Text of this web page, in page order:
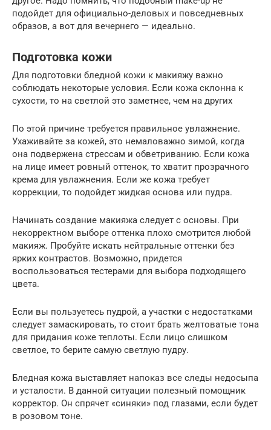
подойдет для официально-деловых и повседневных
образов, а вот для вечернего — идеально.
Подготовка кожи
Для подготовки бледной кожи к макияжу важно
соблюдать некоторые условия. Если кожа склонна к
сухости, то на светлой это заметнее, чем на других
По этой причине требуется правильное увлажнение.
Ухаживайте за кожей, это немаловажно зимой, когда
она подвержена стрессам и обветриванию. Если кожа
на лице имеет ровный оттенок, то хватит прозрачного
крема для увлажнения. Если же кожа требует
коррекции, то подойдет жидкая основа или пудра.
Начинать создание макияжа следует с основы. При
некорректном выборе оттенка плохо смотрится любой
макияж. Пробуйте искать нейтральные оттенки без
ярких контрастов. Возможно, придется
воспользоваться тестерами для выбора подходящего
цвета.
Если вы пользуетесь пудрой, а участки с недостатками
следует замаскировать, то стоит брать желтоватые тона
для придания коже теплоты. Если лицо слишком
светлое, то берите самую светлую пудру.
Бледная кожа выставляет напоказ все следы недосыпа
и усталости. В данной ситуации полезный помощник
корректор. Он спрячет «синяки» под глазами, если будет
в розовом тоне.